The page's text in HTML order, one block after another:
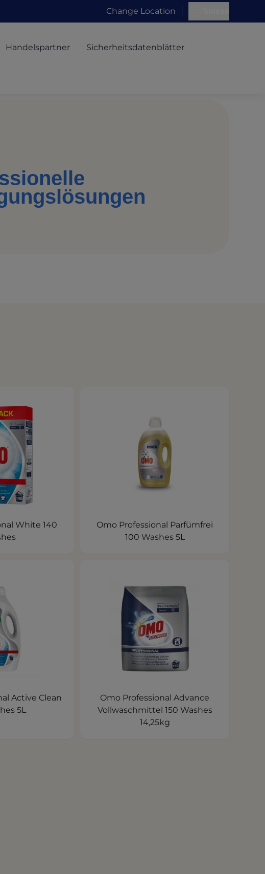
Change Location
Handelspartner Sicherheitsdatenblätter
White 140
Omo Professional Parfümfrei
100 Washes 5L
Active Clean
5L
Omo Professional Advance
Vollwaschmittel 150 Washes
14,25kg